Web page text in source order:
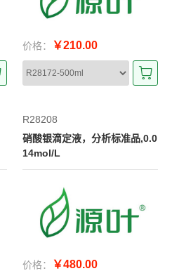
价格： ￥210.00
R28208
硝酸银滴定液，分析标准品,0.0
14mol/L
价格： ￥480.00